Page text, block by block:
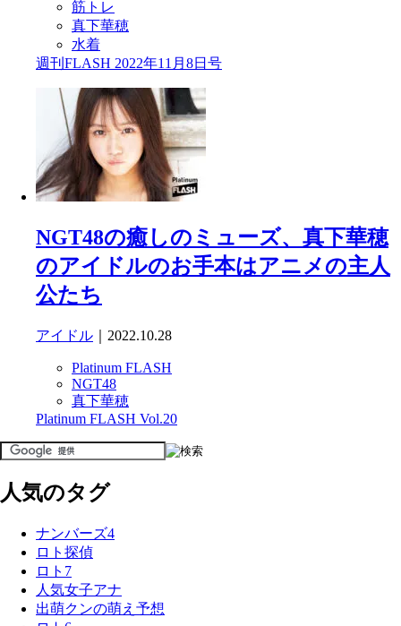
筋トレ
真下華穂
水着
週刊FLASH 2022年11月8日号
NGT48の癒しのミューズ、真下華穂
のアイドルのお手本はアニメの主人
公たち
アイドル ｜2022.10.28
Platinum FLASH
NGT48
真下華穂
Platinum FLASH Vol.20
人気のタグ
ナンバーズ4
ロト探偵
ロト7
人気女子アナ
出萌クンの萌え予想